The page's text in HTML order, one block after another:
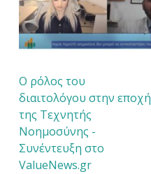
Ο ρόλος του
διαιτολόγου στην εποχή
της Τεχνητής
Νοημοσύνης -
Συνέντευξη στο
ValueNews.gr